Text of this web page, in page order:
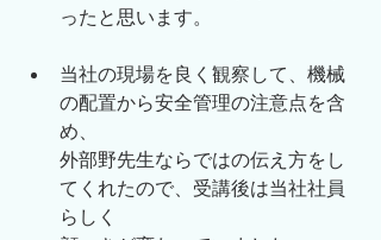
ったと思います。
当社の現場を良く観察して、機械
の配置から安全管理の注意点を含
め、
外部野先生ならではの伝え方をし
てくれたので、受講後は当社社員
らしく